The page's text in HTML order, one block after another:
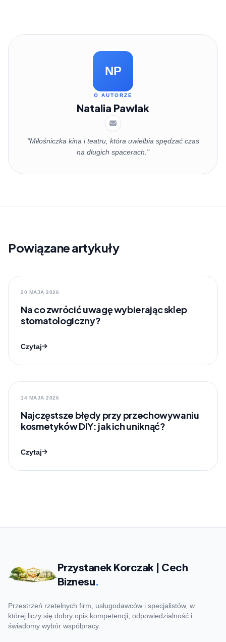
NP
O AUTORZE
Natalia Pawlak
"Miłośniczka kina i teatru, która uwielbia spędzać czas
na długich spacerach."
Powiązane artykuły
20 MAJA 2026
Na co zwrócić uwagę wybierając sklep
stomatologiczny?
Czytaj
14 MAJA 2026
Najczęstsze błędy przy przechowywaniu
kosmetyków DIY: jak ich uniknąć?
Czytaj
Przystanek Korczak | Cech
Biznesu.
Przestrzeń rzetelnych firm, usługodawców i specjalistów, w
której liczy się dobry opis kompetencji, odpowiedzialność i
świadomy wybór współpracy.